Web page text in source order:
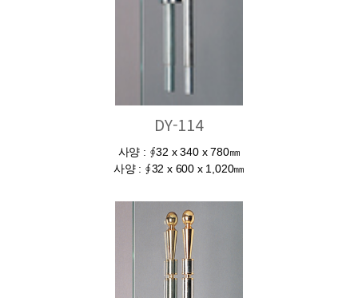
DY-114
사양 : ∮32 x 340 x 780㎜
사양 : ∮32 x 600 x 1,020㎜